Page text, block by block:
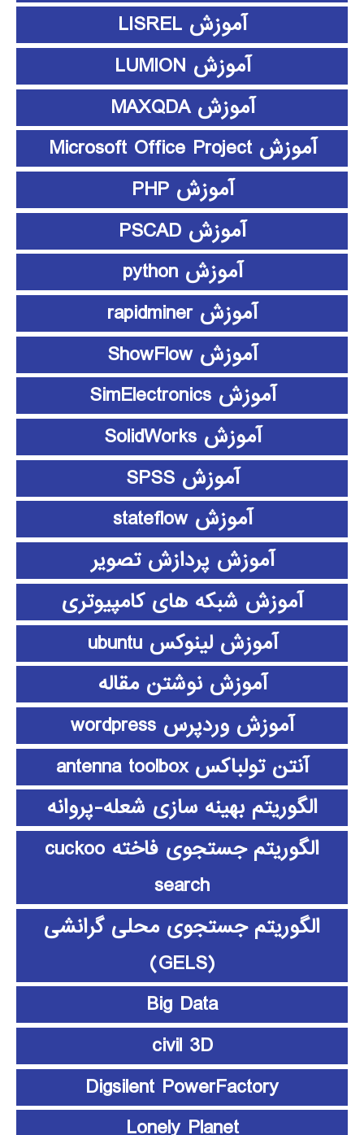
آموزش LISREL
آموزش LUMION
آموزش MAXQDA
آموزش Microsoft Office Project
آموزش PHP
آموزش PSCAD
آموزش python
آموزش rapidminer
آموزش ShowFlow
آموزش SimElectronics
آموزش SolidWorks
آموزش SPSS
آموزش stateflow
آموزش پردازش تصویر
آموزش شبکه های کامپیوتری
آموزش لینوکس ubuntu
آموزش نوشتن مقاله
آموزش وردپرس wordpress
آنتن تولباکس antenna toolbox
الگوریتم بهینه سازی شعله-پروانه
الگوریتم جستجوی فاخته cuckoo
search
الگوریتم جستجوی محلی گرانشی
(GELS)
Big Data
civil 3D
Digsilent PowerFactory
Lonely Planet